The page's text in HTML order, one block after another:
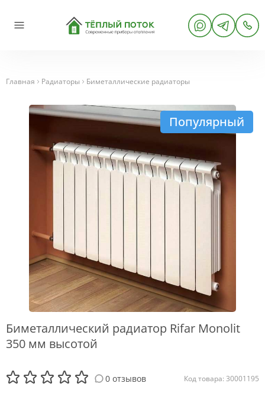
Главная Радиаторы Биметаллические радиаторы
Популярный
Биметаллический радиатор Rifar Monolit
350 мм высотой
0 отзывов Код товара: 30001195